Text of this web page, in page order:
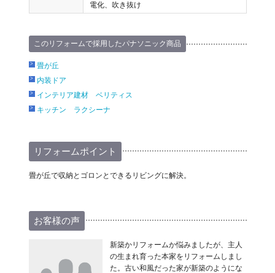
電化、吹き抜け
このリフォームで採用したパナソニック商品
畳が丘
内装ドア
インテリア建材 ベリティス
キッチン ラクシーナ
リフォームポイント
畳が丘で収納とゴロンとできるリビングに解決。
お客様の声
新築かリフォームか悩みましたが、主人
の生まれ育った本家をリフォームしまし
た。古い和風だった家が新築のようにな